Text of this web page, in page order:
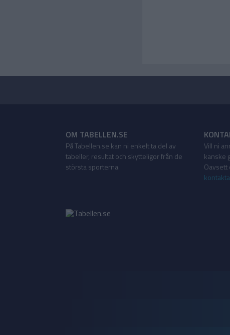
OM TABELLEN.SE
På Tabellen.se kan ni enkelt ta del av
tabeller, resultat och skytteligor från de
största sporterna.
Vill ni
kanske
Oavsett